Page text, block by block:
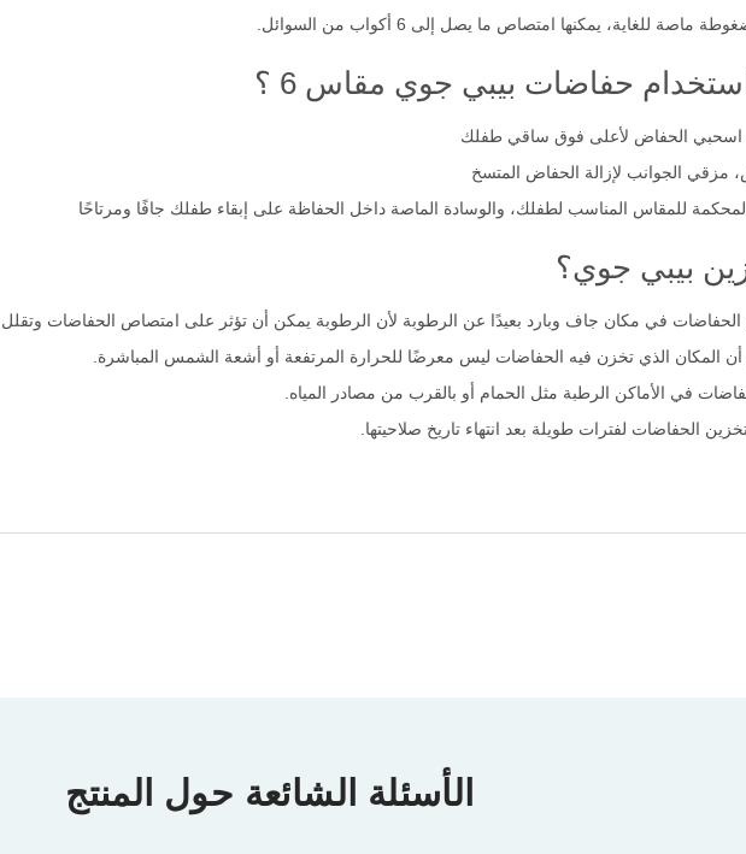
للغاية، يمكنها امتصاص ما يصل إلى 6 أكواب من السوائل.
حفاضات بيبي جوي مقاس 6 ؟
اسحبي الحفاض لأعلى فوق ساقي طفلك
مزقي الجوانب لإزالة الحفاض المتسخ
للمقاس المناسب لطفلك، والوسادة الماصة داخل الحفاظة على إبقاء طفلك جافًا ومرتاحًا
بيبي جوي؟
في مكان جاف وبارد بعيدًا عن الرطوبة لأن الرطوبة يمكن أن تؤثر على امتصاص الحفاضات
أن المكان الذي تخزن فيه الحفاضات ليس معرضًا للحرارة المرتفعة أو أشعة الشمس المباشرة.
في الأماكن الرطبة مثل الحمام أو بالقرب من مصادر المياه.
الحفاضات لفترات طويلة بعد انتهاء تاريخ صلاحيتها.
الأسئلة الشائعة حول المنتج